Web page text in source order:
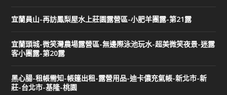
宜蘭員山-再訪鳳梨屋水上莊園露營區-小肥羊團露-第21露
宜蘭頭城-微笑灣農場露營區-無邊際泳池玩水-超美微笑夜景-迷露
客小團露-第20露
黑心腸-租帳需知-帳篷出租-露營用品-迪卡儂充氣帳-新北市-新
莊-台北市-基隆-桃園